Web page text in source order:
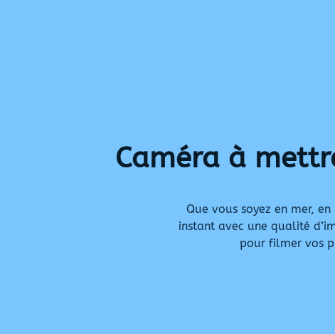
Caméra à
Que vous soyez en mer,
instant avec une qualité
pour filmer vos